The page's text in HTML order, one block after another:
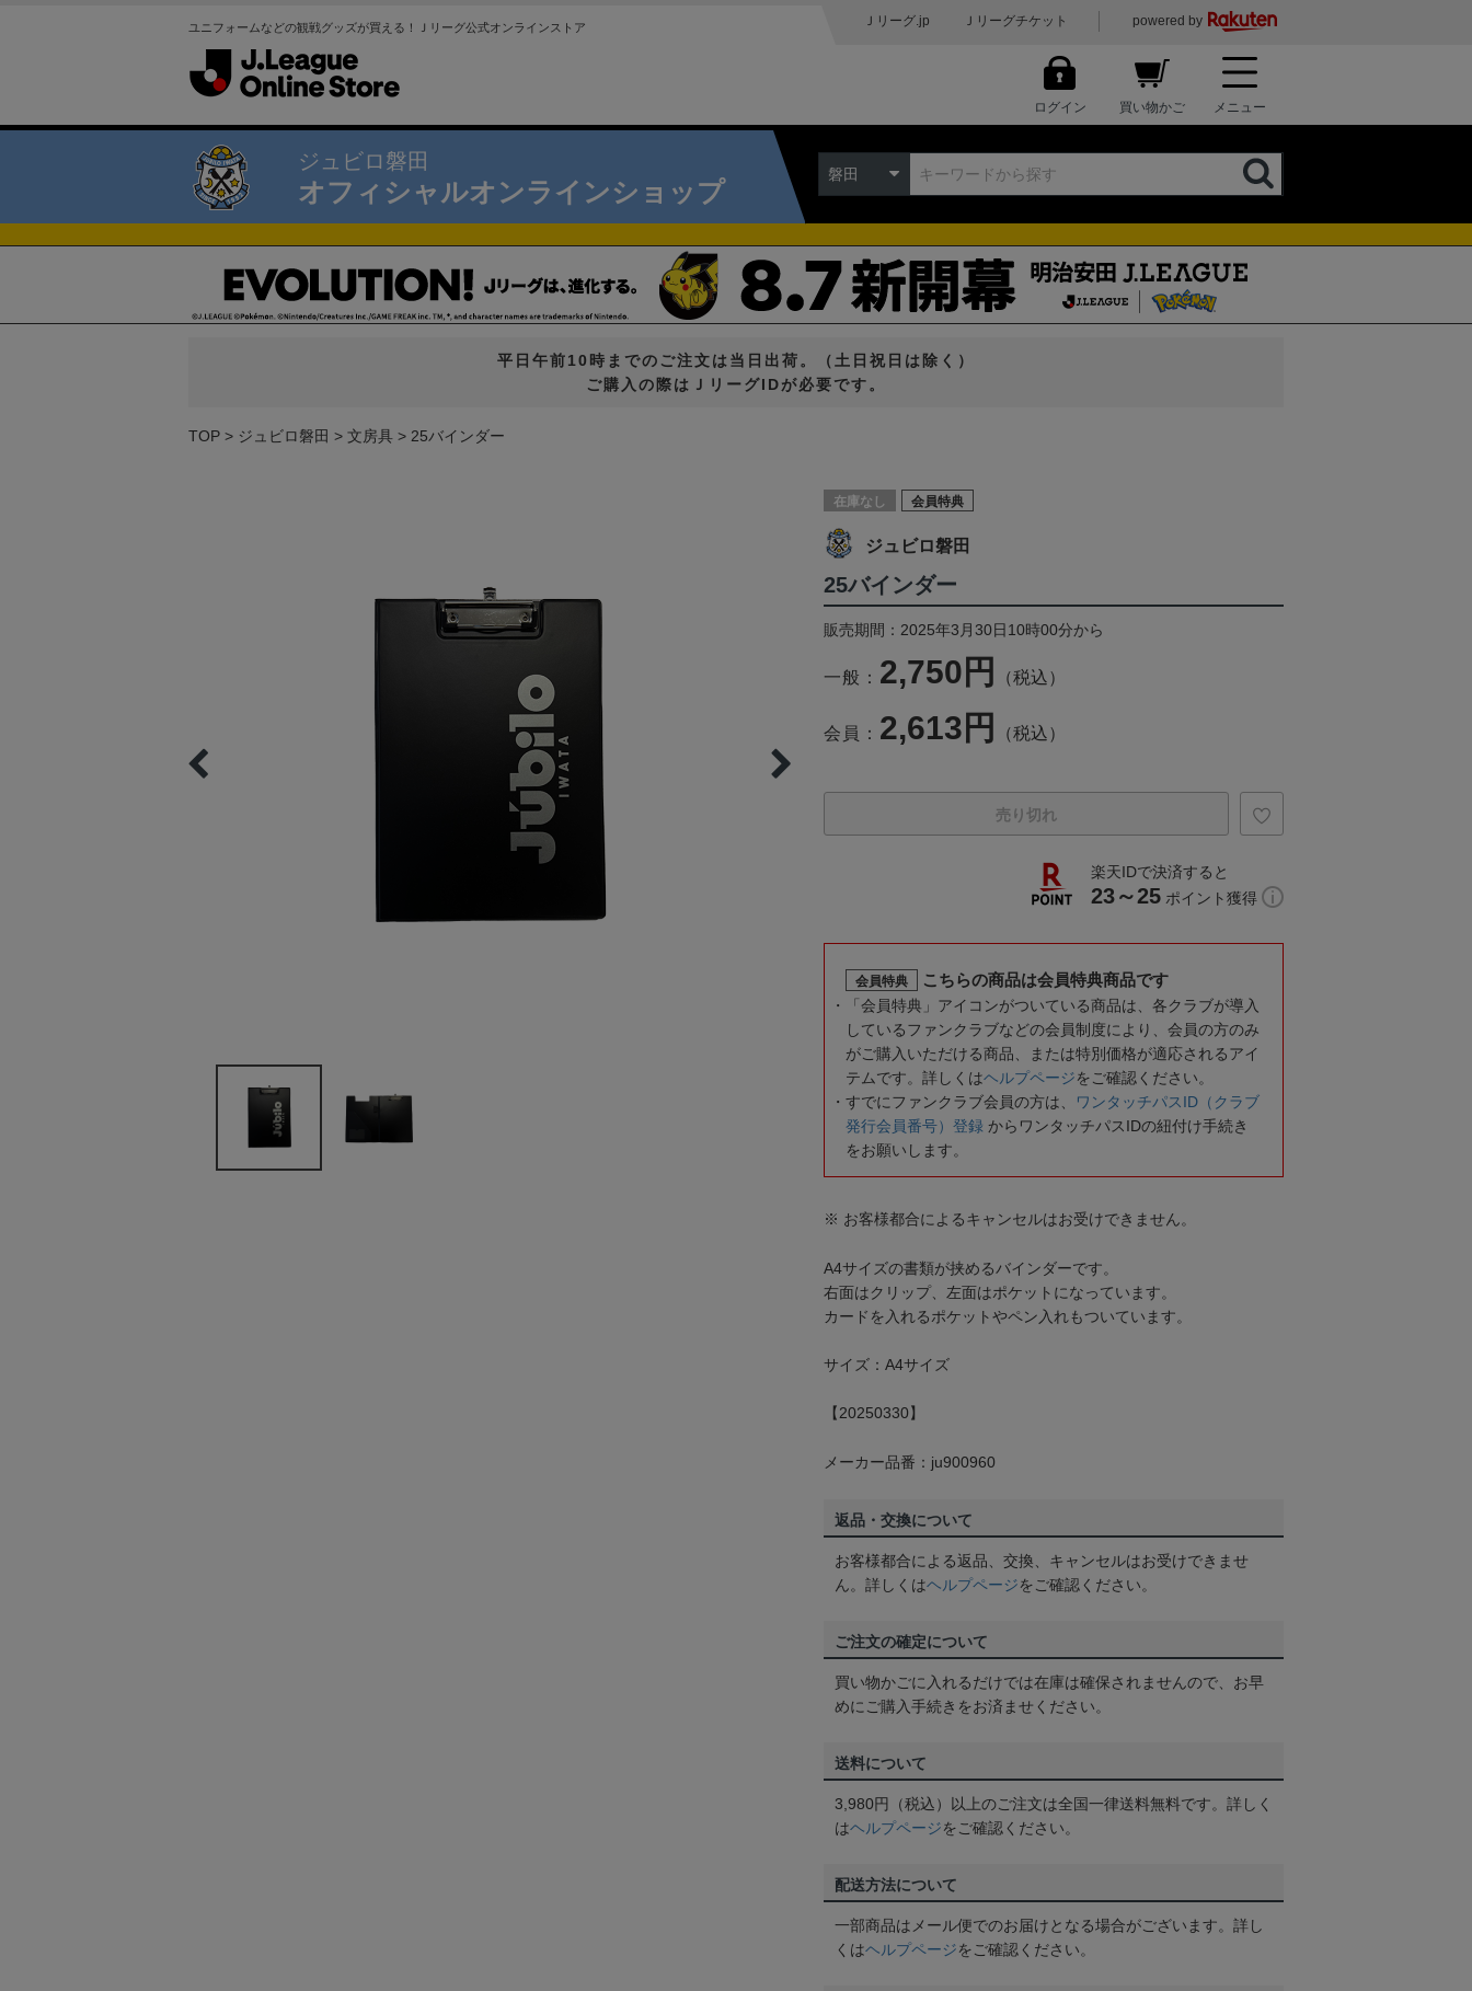
ユニフォームなどの観戦グッズが買える！Ｊリーグ公式オンラインストア Ｊリーグ.jp Ｊリーグチケット powered by
ログイン 買い物かご メニュー
ジュビロ磐田
オフィシャルオンラインショップ
磐田
平日午前10時までのご注文は当日出荷。（土日祝日は除く）
ご購入の際はＪリーグIDが必要です。
TOP ジュビロ磐田 文房具 25バインダー
在庫なし 会員特典
ジュビロ磐田
25バインダー
販売期間：2025年3月30日10時00分から
一般： 2,750円 （税込）
会員： 2,613円 （税込）
売り切れ
楽天IDで決済すると
23～25 ポイント獲得
会員特典 こちらの商品は会員特典商品です
「会員特典」アイコンがついている商品は、各クラブが導入
しているファンクラブなどの会員制度により、会員の方のみ
がご購入いただける商品、または特別価格が適応されるアイ
テムです。詳しくはヘルプページをご確認ください。
すでにファンクラブ会員の方は、
ワンタッチパスID（クラブ
発行会員番号）登録 からワンタッチパスIDの紐付け手続き
をお願いします。
※ お客様都合によるキャンセルはお受けできません。
A4サイズの書類が挟めるバインダーです。
右面はクリップ、左面はポケットになっています。
カードを入れるポケットやペン入れもついています。
サイズ：A4サイズ
【20250330】
メーカー品番：ju900960
返品・交換について
お客様都合による返品、交換、キャンセルはお受けできませ
ん。詳しくはヘルプページをご確認ください。
ご注文の確定について
買い物かごに入れるだけでは在庫は確保されませんので、お早
めにご購入手続きをお済ませください。
送料について
3,980円（税込）以上のご注文は全国一律送料無料です。詳しく
はヘルプページをご確認ください。
配送方法について
一部商品はメール便でのお届けとなる場合がございます。詳し
くはヘルプページをご確認ください。